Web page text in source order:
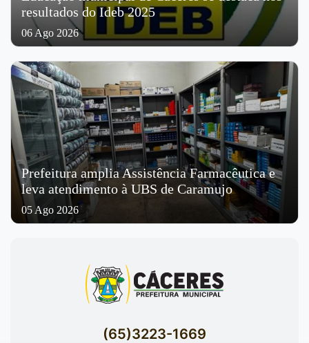
resultados do Ideb 2025
06 Ago 2026
Prefeitura amplia Assistência Farmacêutica e
leva atendimento à UBS de Caramujo
05 Ago 2026
(65)3223-1669